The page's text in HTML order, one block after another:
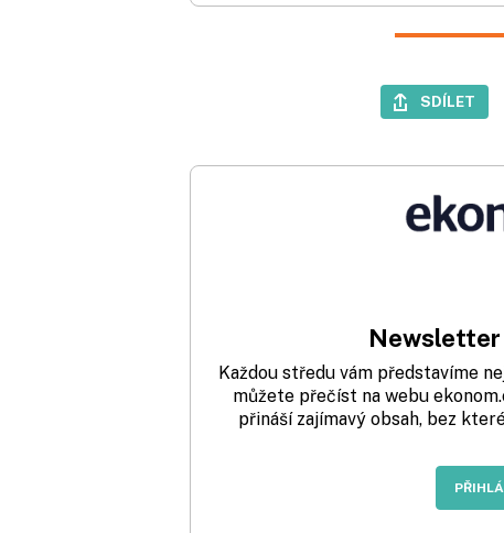
SDÍLET
Newsletter
Každou středu vám představíme
můžete přečíst na webu
přináší zajímavý obsah, bez